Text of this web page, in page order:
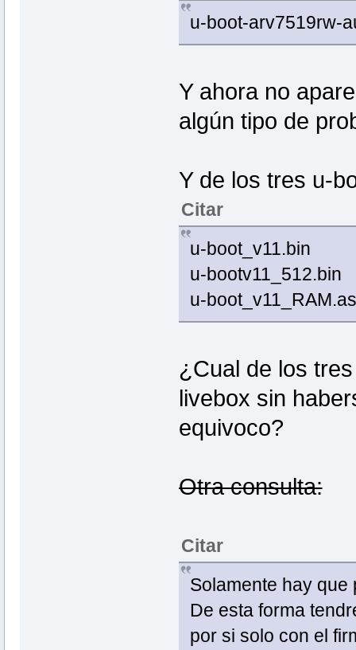
u-boot-arv7519rw-
Y ahora no
algún tipo de
Y de los tres u-
Citar
u-boot_v11.bin
u-bootv11_512.bin
u-
¿Cual de los
livebox sin
equivoco?
Otra consulta:
Citar
Solamente hay que
De esta forma
por si solo con el